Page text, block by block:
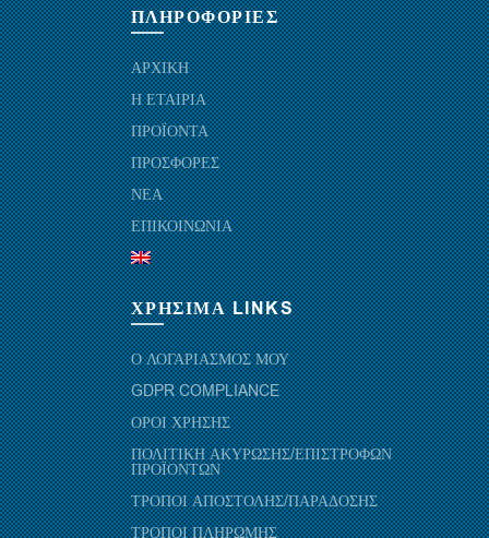
ΠΛΗΡΟΦΟΡΙΕΣ
ΑΡΧΙΚΗ
Η ΕΤΑΙΡΙΑ
ΠΡΟΪΟΝΤΑ
ΠΡΟΣΦΟΡΕΣ
ΝΕΑ
ΕΠΙΚΟΙΝΩΝΙΑ
ΧΡΗΣΙΜΑ LINKS
Ο ΛΟΓΑΡΙΑΣΜΟΣ ΜΟΥ
GDPR COMPLIANCE
ΟΡΟΙ ΧΡΗΣΗΣ
ΠΟΛΙΤΙΚΗ ΑΚΥΡΩΣΗΣ/ΕΠΙΣΤΡΟΦΩΝ
ΠΡΟΪΟΝΤΩΝ
ΤΡΟΠΟΙ ΑΠΟΣΤΟΛΗΣ/ΠΑΡΑΔΟΣΗΣ
ΤΡΟΠΟΙ ΠΛΗΡΩΜΗΣ